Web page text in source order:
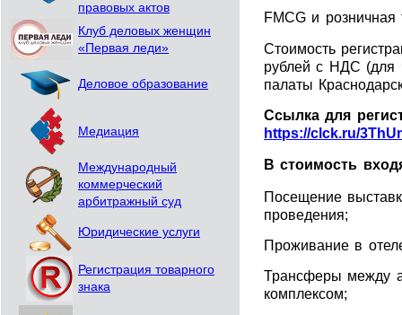
правовых актов
Клуб деловых женщин
«Первая леди»
Деловое образование
Медиация
Международный
коммерческий
арбитражный суд
Юридические услуги
Регистрация товарного
знака
FMCG и розничная
Стоимость
рублей с НДС (для
палаты
Ссылка для
https://clck.ru/
В стоимость
Посещение
проведения;
Проживание в
Трансферы между
комплексом;